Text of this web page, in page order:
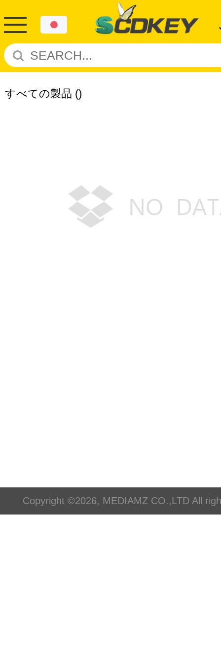
すべての製品 ()
Copyright ©2026, MEDIAMZ CO.,LTD All